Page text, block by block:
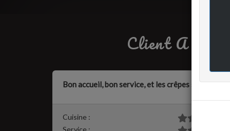
Client A a
Bon accueil, bon service, et les crêpes sont très
Cuisine :
Service :